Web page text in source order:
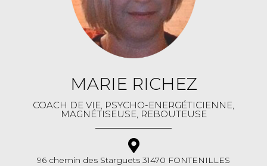
MARIE RICHEZ
COACH DE VIE, PSYCHO-ENERGÉTICIENNE,
MAGNÉTISEUSE, REBOUTEUSE
96 chemin des Starguets 31470 FONTENILLES